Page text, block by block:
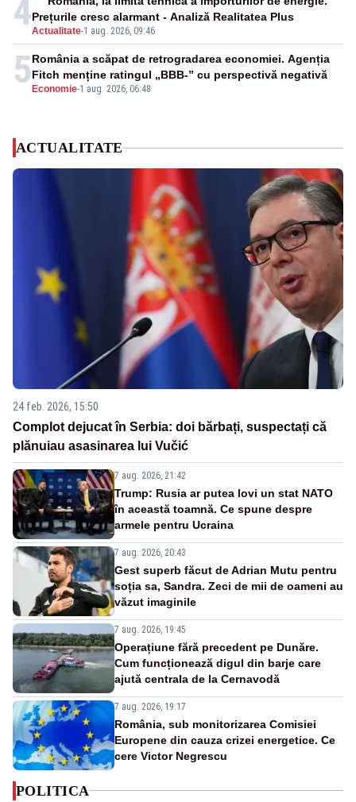
4Actualitate-1 aug. 2026, 09:46
Prețurile cresc alarmant - Analiză Realitatea Plus
5 Economie-1 aug. 2026, 06:48
România a scăpat de retrogradarea economiei. Agenția
Fitch menține ratingul „BBB-” cu perspectivă negativă
ACTUALITATE
24 feb. 2026, 15:50
Complot dejucat în Serbia: doi bărbați, suspectați că
plănuiau asasinarea lui Vučić
7 aug. 2026, 21:42
Trump: Rusia ar putea lovi un stat NATO
în această toamnă. Ce spune despre
armele pentru Ucraina
7 aug. 2026, 20:43
Gest superb făcut de Adrian Mutu pentru
soția sa, Sandra. Zeci de mii de oameni au
văzut imaginile
7 aug. 2026, 19:45
Operațiune fără precedent pe Dunăre.
Cum funcționează digul din barje care
ajută centrala de la Cernavodă
7 aug. 2026, 19:17
România, sub monitorizarea Comisiei
Europene din cauza crizei energetice. Ce
cere Victor Negrescu
POLITICA